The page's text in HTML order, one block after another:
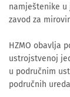
namještenike u
zavod za
HZMO obavlja
ustrojstvenoj
u područnim
područnih